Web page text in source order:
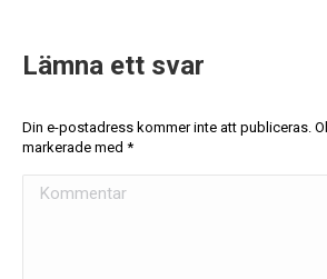
Lämna ett svar
Din e-postadress kommer inte att publiceras.
markerade med *
Kommentar